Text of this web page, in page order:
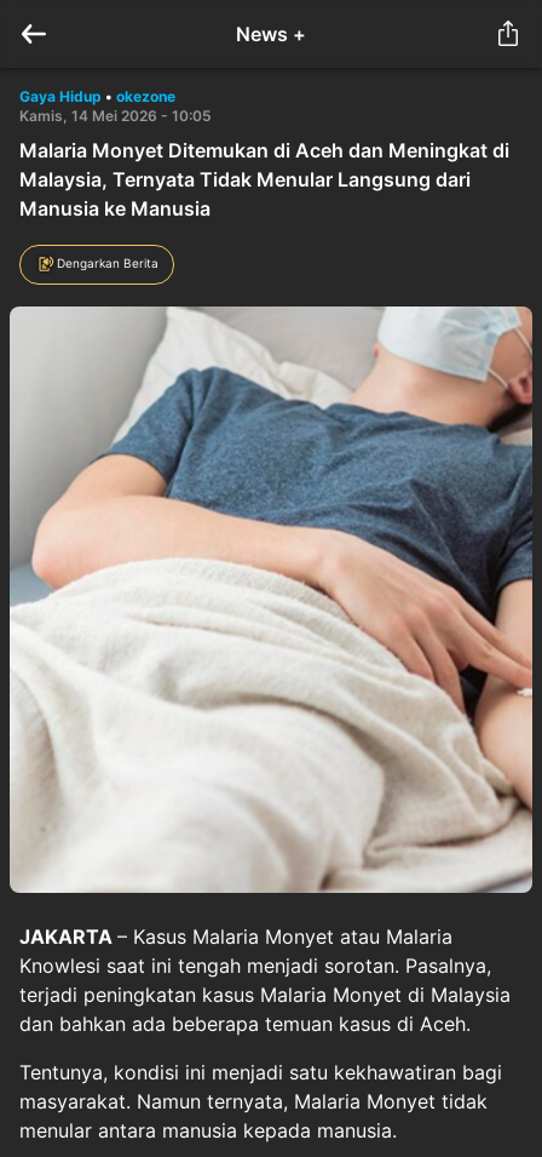
News +
Gaya Hidup • okezone
Kamis, 14 Mei 2026 - 10:05
Malaria Monyet Ditemukan di Aceh dan Meningkat di
Malaysia, Ternyata Tidak Menular Langsung dari
Manusia ke Manusia
Dengarkan Berita
JAKARTA – Kasus Malaria Monyet atau Malaria
Knowlesi saat ini tengah menjadi sorotan. Pasalnya,
terjadi peningkatan kasus Malaria Monyet di Malaysia
dan bahkan ada beberapa temuan kasus di Aceh.
Tentunya, kondisi ini menjadi satu kekhawatiran bagi
masyarakat. Namun ternyata, Malaria Monyet tidak
menular antara manusia kepada manusia.